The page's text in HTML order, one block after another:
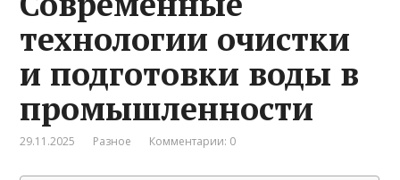
технологии очистки
и подготовки воды в
промышленности
29.11.2025 Разное Комментарии: 0